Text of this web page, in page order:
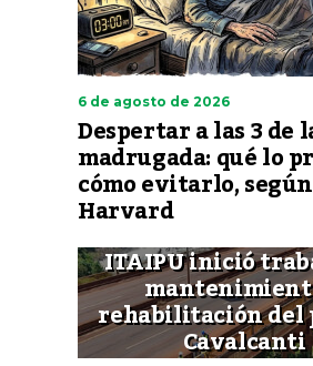
6 de agosto de 2026
Despertar a las 3 de
madrugada: qué lo
cómo evitarlo, según
Harvard
ITAIPU inició
rehabilitación del
Cavalcanti